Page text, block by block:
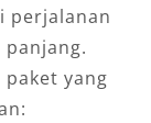
perjalanan
yang